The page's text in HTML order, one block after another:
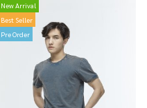
New Arrival
Best Seller
Pre Order